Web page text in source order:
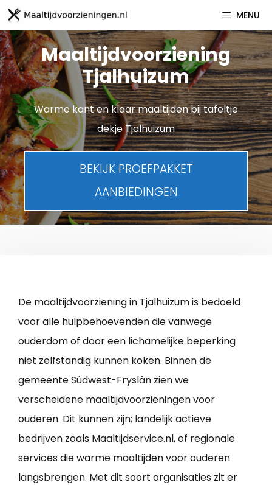
Spring
naar
inhoud
MENU
Maaltijdvoorziening
Tjalhuizum
Warme kant en klaar maaltijden bij tafeltje
dekje Tjalhuizum
BEKIJK PROEFPAKKET
AANBIEDINGEN
De maaltijdvoorziening in Tjalhuizum is bedoeld
voor alle hulpbehoevenden die vanwege
ouderdom of door een lichamelijke beperking
niet zelfstandig kunnen koken. Binnen de
gemeente Súdwest-Fryslân zien we
verscheidene maaltijdvoorzieningen voor
ouderen. Dit kunnen zijn; landelijk actieve
bedrijven zoals Maaltijdservice.nl, of regionale
services die warme maaltijden voor ouderen
langsbrengen. Met dit soort organisaties zit er